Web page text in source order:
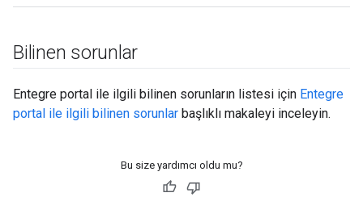
Bilinen sorunlar
Entegre portal ile ilgili bilinen sorunların listesi için Entegre
portal ile ilgili bilinen sorunlar başlıklı makaleyi inceleyin.
Bu size yardımcı oldu mu?